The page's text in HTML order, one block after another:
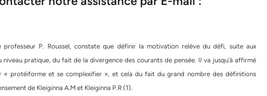
P. Roussel, constate que définir la motivation relève du défi, suite aux
niveau pratique, du fait de la divergence des courants de pensée. Il va jusqu’à affirmé
protéiforme et se complexifier », et cela du fait du grand nombre des définitions
de Kleiginna A.M et Kleiginna P.R (1).